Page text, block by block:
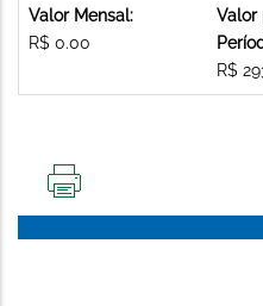
Valor Mensal:
R$ 0.00
Valor
R$
PÁGINA